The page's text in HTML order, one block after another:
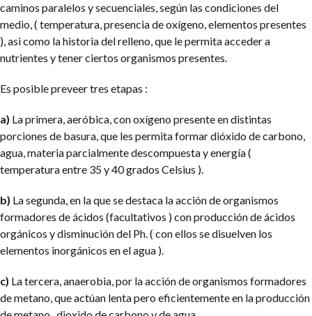
caminos paralelos y secuenciales, según las condiciones del
medio, ( temperatura, presencia de oxígeno, elementos presentes
), asi como la historia del relleno, que le permita acceder a
nutrientes y tener ciertos organismos presentes.
Es posible preveer tres etapas :
a) La primera, aeróbica, con oxígeno presente en distintas
porciones de basura, que les permita formar dióxido de carbono,
agua, materia parcialmente descompuesta y energía (
temperatura entre 35 y 40 grados Celsius ).
b) La segunda, en la que se destaca la acción de organismos
formadores de ácidos (facultativos ) con producción de ácidos
orgánicos y disminución del Ph. ( con ellos se disuelven los
elementos inorgánicos en el agua ).
c) La tercera, anaerobia, por la acción de organismos formadores
de metano, que actúan lenta pero eficientemente en la producción